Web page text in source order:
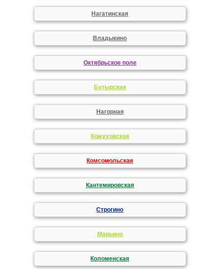
Нагатинская
Владыкино
Октябрьское поле
Бутырская
Нагорная
Кожуховская
Комсомольская
Кантемировская
Строгино
Марьино
Коломенская